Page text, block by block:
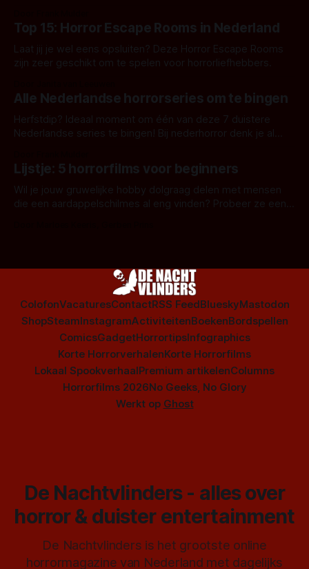
Top 15: Horror Escape Rooms in Nederland
Laat jij je wel eens opsluiten? Deze Horror Escape Rooms
zijn zeer geschikt om te spelen voor horrorliefhebbers.
Alle Nederlandse horrorseries om te bingen
Herfstdip? Ideaal moment om één van deze 7 duistere
Nederlandse series te bingen! Bij nederhorror denk je al
Amsterdamned of The Johnsons. Maar Nederlandse horror
is niet beperkt tot films. Hier een aantal Nederlandse tv-
series uit het duistere of horrorgenre. Als
Lijstje: 5 horrorfilms voor beginners
Wil je jouw gruwelijke hobby dolgraag delen met mensen
die een aardappelschilmes al eng vinden? Probeer ze eens
ColofonVacaturesContactRSS FeedBlueskyMastodon
ShopSteamInstagramActiviteitenBoekenBordspellen
ComicsGadgetHorrortipsInfographics
Korte HorrorverhalenKorte Horrorfilms
Lokaal SpookverhaalPremium artikelenColumns
Horrorfilms 2026No Geeks, No Glory
Werkt op Ghost
De Nachtvlinders - alles over
horror & duister entertainment
De Nachtvlinders is het grootste online
horrormagazine van Nederland met dagelijks